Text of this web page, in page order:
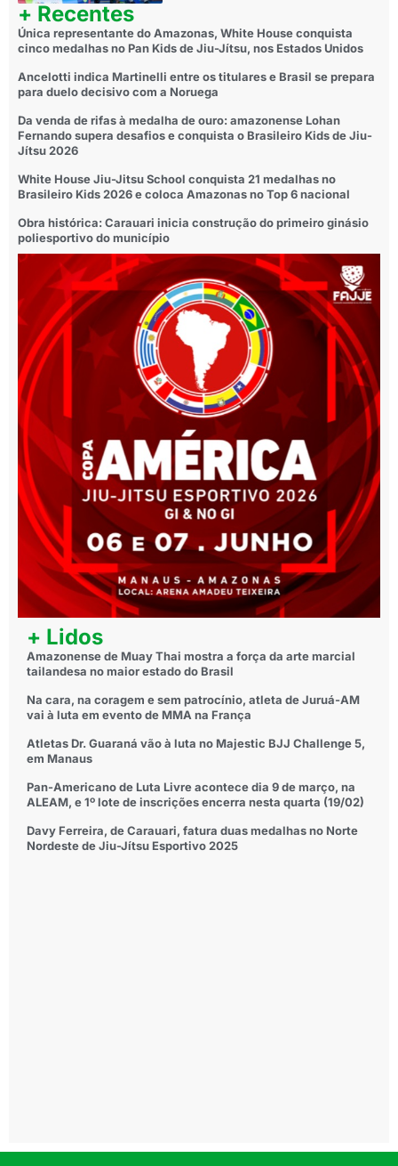
+ Recentes
Única representante do Amazonas, White House conquista
cinco medalhas no Pan Kids de Jiu-Jítsu, nos Estados Unidos
Ancelotti indica Martinelli entre os titulares e Brasil se prepara
para duelo decisivo com a Noruega
Da venda de rifas à medalha de ouro: amazonense Lohan
Fernando supera desafios e conquista o Brasileiro Kids de Jiu-
Jítsu 2026
White House Jiu-Jitsu School conquista 21 medalhas no
Brasileiro Kids 2026 e coloca Amazonas no Top 6 nacional
Obra histórica: Carauari inicia construção do primeiro ginásio
poliesportivo do município
+ Lidos
Amazonense de Muay Thai mostra a força da arte marcial
tailandesa no maior estado do Brasil
Na cara, na coragem e sem patrocínio, atleta de Juruá-AM
vai à luta em evento de MMA na França
Atletas Dr. Guaraná vão à luta no Majestic BJJ Challenge 5,
em Manaus
Pan-Americano de Luta Livre acontece dia 9 de março, na
ALEAM, e 1º lote de inscrições encerra nesta quarta (19/02)
Davy Ferreira, de Carauari, fatura duas medalhas no Norte
Nordeste de Jiu-Jítsu Esportivo 2025